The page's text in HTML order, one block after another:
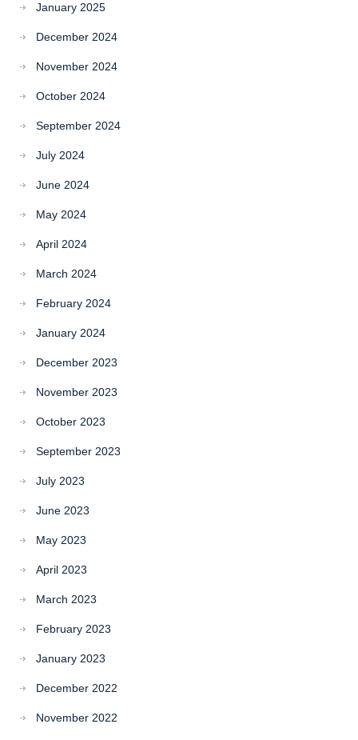
January 2025
December 2024
November 2024
October 2024
September 2024
July 2024
June 2024
May 2024
April 2024
March 2024
February 2024
January 2024
December 2023
November 2023
October 2023
September 2023
July 2023
June 2023
May 2023
April 2023
March 2023
February 2023
January 2023
December 2022
November 2022